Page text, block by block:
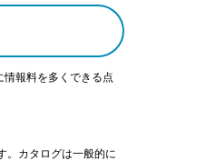
報料を多くできる点
。カタログは一般的に